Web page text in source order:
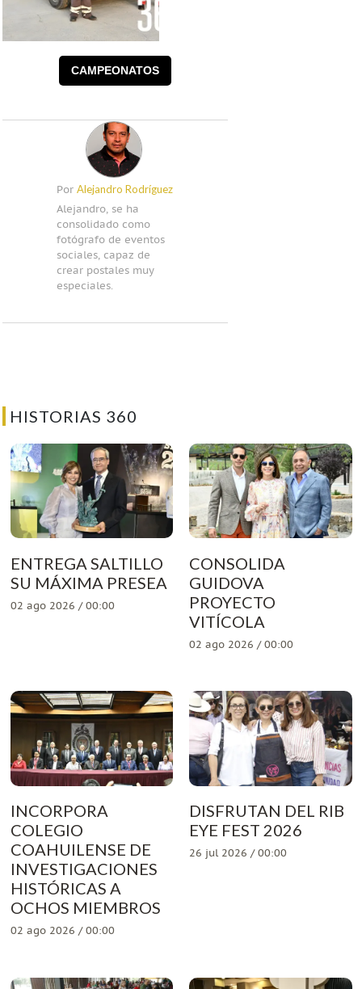
RodríguezCAMPEONATOS
PorAlejandro Rodríguez
Alejandro, se ha
consolidado como
fotógrafo de eventos
sociales, capaz de
crear postales muy
especiales.
HISTORIAS 360
ENTREGA SALTILLO
SU MÁXIMA PRESEA
02 ago 2026 / 00:00
CONSOLIDA
GUIDOVA
PROYECTO
VITÍCOLA
02 ago 2026 / 00:00
INCORPORA
COLEGIO
COAHUILENSE DE
INVESTIGACIONES
HISTÓRICAS A
OCHOS MIEMBROS
02 ago 2026 / 00:00
DISFRUTAN DEL RIB
EYE FEST 2026
26 jul 2026 / 00:00